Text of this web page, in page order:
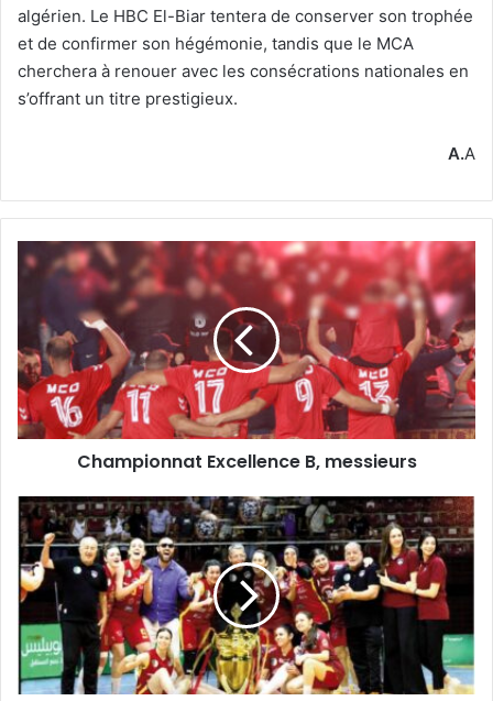
algérien. Le HBC El-Biar tentera de conserver son trophée
et de confirmer son hégémonie, tandis que le MCA
cherchera à renouer avec les consécrations nationales en
s’offrant un titre prestigieux.
A.A
Championnat
Excellence
messieurs
Championnat Excellence B, messieurs
Tournoi
des
As
du
Championnat
Superdivision,
dames
-